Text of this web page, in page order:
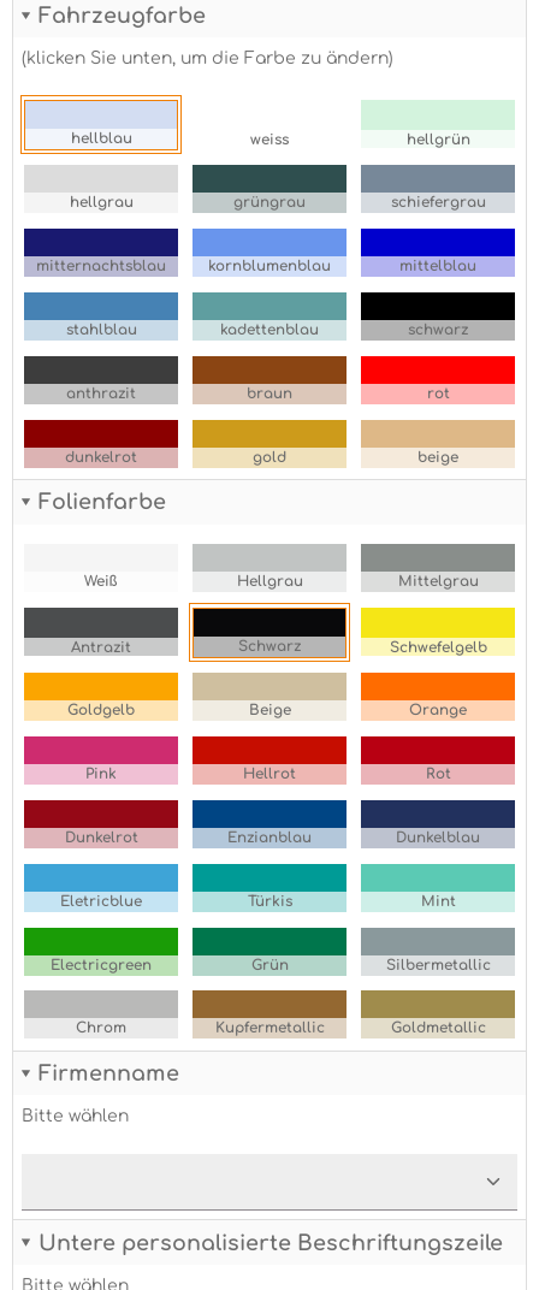
Fahrzeugfarbe
(klicken Sie unten, um die Farbe zu ändern)
hellblau weiss hellgrün
hellgrau grüngrau schiefergrau
mitternachtsblau kornblumenblau mittelblau
stahlblau kadettenblau schwarz
anthrazit braun rot
dunkelrot gold beige
Folienfarbe
Weiß Hellgrau Mittelgrau
Antrazit Schwarz Schwefelgelb
Goldgelb Beige Orange
Pink Hellrot Rot
Dunkelrot Enzianblau Dunkelblau
Eletricblue Türkis Mint
Electricgreen Grün Silbermetallic
Chrom Kupfermetallic Goldmetallic
Firmenname
Bitte wählen
Untere personalisierte Beschriftungszeile
Bitte wählen